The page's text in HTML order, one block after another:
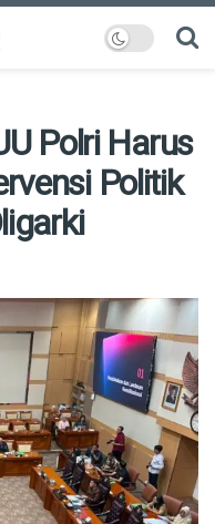
Polri Harus
Politik